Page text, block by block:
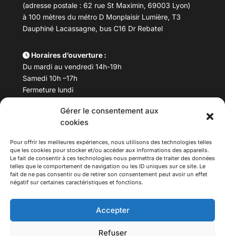
Gérer le consentement aux
cookies
Pour offrir les meilleures expériences, nous utilisons des technologies telles
que les cookies pour stocker et/ou accéder aux informations des appareils.
Le fait de consentir à ces technologies nous permettra de traiter des données
telles que le comportement de navigation ou les ID uniques sur ce site. Le
fait de ne pas consentir ou de retirer son consentement peut avoir un effet
négatif sur certaines caractéristiques et fonctions.
Accepter
Refuser
(adresse postale : 62 rue St Maximin, 69003 Lyon)
à 100 mètres du métro D Monplaisir Lumière, T3
Dauphiné Lacassagne, bus C16 Dr Rebatel
Horaires d’ouverture :
Du mardi au vendredi 14h-19h
Samedi 10h –17h
Fermeture lundi
Téléphone : 04 78 53 06 40
maisondesculturesasiatiques@asiexpo.com